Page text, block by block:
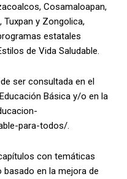
Cosamaloapan,
Tuxpan y Zongolica,
estatales
de Vida Saludable.
ser consultada en el
Básica y/o en la
para-todos/.
con temáticas
basado en la mejora de